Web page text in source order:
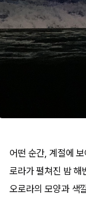
어떤 순간, 계절에
로라가 펼쳐진 밤 해
오로라의 모양과 색